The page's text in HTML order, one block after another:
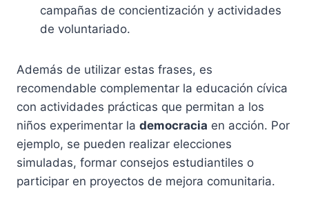
campañas de concientización y actividades
de voluntariado.
Además de utilizar estas frases, es
recomendable complementar la educación cívica
con actividades prácticas que permitan a los
niños experimentar la democracia en acción. Por
ejemplo, se pueden realizar elecciones
simuladas, formar consejos estudiantiles o
participar en proyectos de mejora comunitaria.